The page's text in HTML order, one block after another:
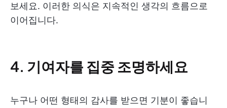
보세요. 이러한 의식은 지속적인 생각의 흐름으로
이어집니다.
4. 기여자를 집중 조명하세요
누구나 어떤 형태의 감사를 받으면 기분이 좋습니